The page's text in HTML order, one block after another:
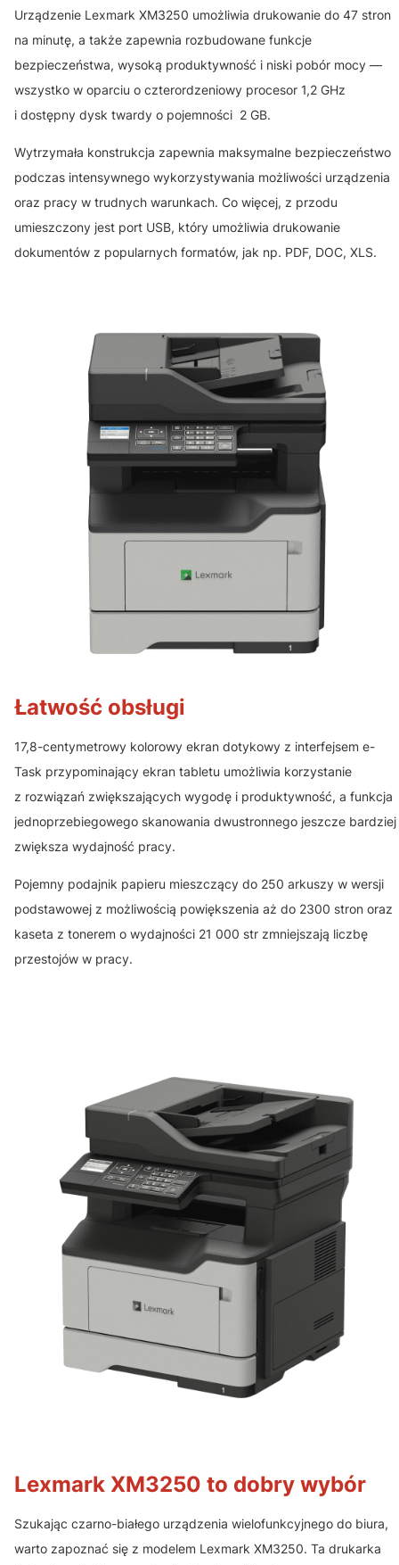
Urządzenie Lexmark XM3250 umożliwia drukowanie do 47 stron
na minutę, a także zapewnia rozbudowane funkcje
bezpieczeństwa, wysoką produktywność i niski pobór mocy —
wszystko w oparciu o czterordzeniowy procesor 1,2 GHz
i dostępny dysk twardy o pojemności 2 GB.
Wytrzymała konstrukcja zapewnia maksymalne bezpieczeństwo
podczas intensywnego wykorzystywania możliwości urządzenia
oraz pracy w trudnych warunkach. Co więcej, z przodu
umieszczony jest port USB, który umożliwia drukowanie
dokumentów z popularnych formatów, jak np. PDF, DOC, XLS.
Łatwość obsługi
17,8-centymetrowy kolorowy ekran dotykowy z interfejsem e-
Task przypominający ekran tabletu umożliwia korzystanie
z rozwiązań zwiększających wygodę i produktywność, a funkcja
jednoprzebiegowego skanowania dwustronnego jeszcze bardziej
zwiększa wydajność pracy.
Pojemny podajnik papieru mieszczący do 250 arkuszy w wersji
podstawowej z możliwością powiększenia aż do 2300 stron oraz
kaseta z tonerem o wydajności 21 000 str zmniejszają liczbę
przestojów w pracy.
Lexmark XM3250 to dobry wybór
Szukając czarno-białego urządzenia wielofunkcyjnego do biura,
warto zapoznać się z modelem Lexmark XM3250. Ta drukarka